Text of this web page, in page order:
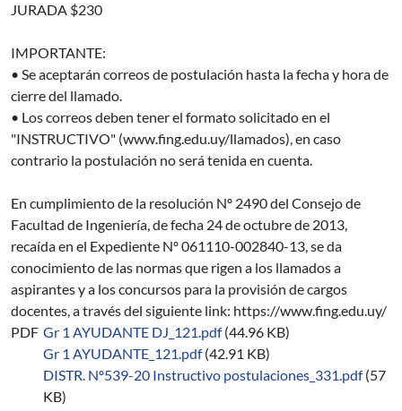
JURADA $230
IMPORTANTE:
• Se aceptarán correos de postulación hasta la fecha y hora de
cierre del llamado.
• Los correos deben tener el formato solicitado en el
"INSTRUCTIVO" (www.fing.edu.uy/llamados), en caso
contrario la postulación no será tenida en cuenta.
En cumplimiento de la resolución Nº 2490 del Consejo de
Facultad de Ingeniería, de fecha 24 de octubre de 2013,
recaída en el Expediente Nº 061110-002840-13, se da
conocimiento de las normas que rigen a los llamados a
aspirantes y a los concursos para la provisión de cargos
docentes, a través del siguiente link: https://www.fing.edu.uy/
PDF Gr 1 AYUDANTE DJ_121.pdf (44.96 KB)
Gr 1 AYUDANTE_121.pdf (42.91 KB)
DISTR. Nº539-20 Instructivo postulaciones_331.pdf (57
KB)